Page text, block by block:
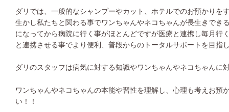
ダリでは、一般的なシャンプーやカット、ホテルでのお預かりを
生かし私たちと関わる事でワンちゃんやネコちゃんが長生きで
になってから病院に行く事がほとんどですが医療と連携し毎月行
と連携させる事でより便利、普段からのトータルサポートを目指
ダリのスタッフは病気に対する知識やワンちゃんやネコちゃんに
ワンちゃんやネコちゃんの本能や習性を理解し、心理も考えお預
い！！